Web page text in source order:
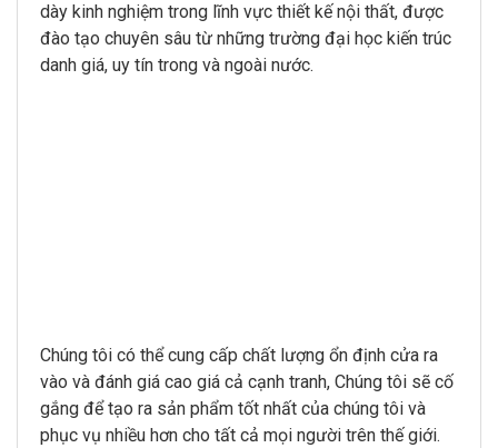
dày kinh nghiệm trong lĩnh vực thiết kế nội thất, được
đào tạo chuyên sâu từ những trường đại học kiến trúc
danh giá, uy tín trong và ngoài nước.
Chúng tôi có thể cung cấp chất lượng ổn định cửa ra
vào và đánh giá cao giá cả cạnh tranh, Chúng tôi sẽ cố
gắng để tạo ra sản phẩm tốt nhất của chúng tôi và
phục vụ nhiều hơn cho tất cả mọi người trên thế giới.